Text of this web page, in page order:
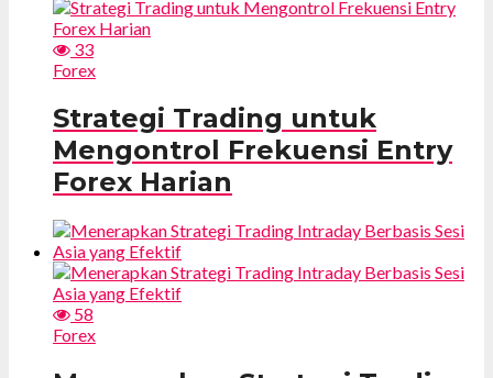
33
Forex
Strategi Trading untuk
Mengontrol Frekuensi Entry
Forex Harian
58
Forex